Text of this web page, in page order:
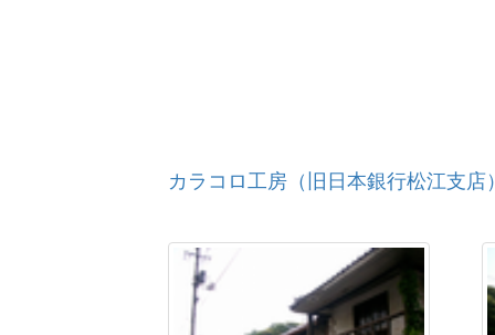
カラコロ工房（旧日本銀行松江支店